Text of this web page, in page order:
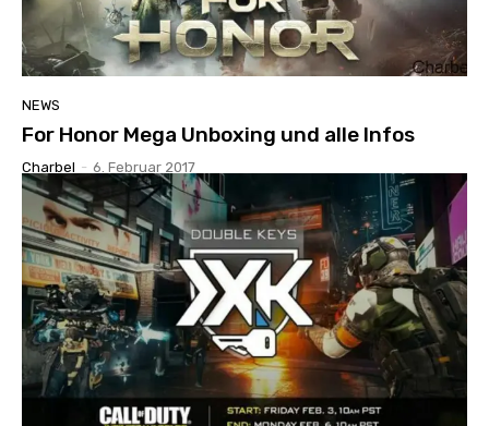
NEWS
For Honor Mega Unboxing und alle Infos
Charbel - 6. Februar 2017